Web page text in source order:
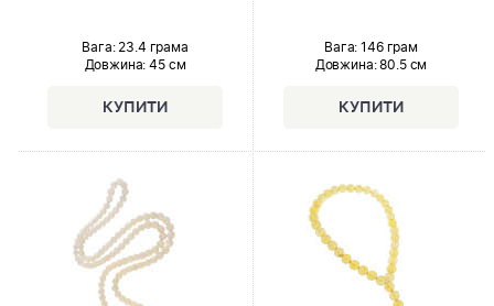
Вага: 23.4 грама
Довжина: 45 см
Вага: 146 грам
Довжина:80.5 см